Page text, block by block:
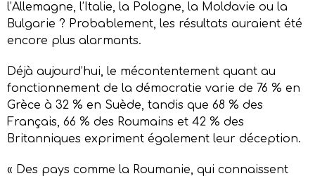
l’Allemagne, l’Italie, la Pologne, la Moldavie ou la
Bulgarie ? Probablement, les résultats auraient été
encore plus alarmants.
Déjà aujourd’hui, le mécontentement quant au
fonctionnement de la démocratie varie de 76 % en
Grèce à 32 % en Suède, tandis que 68 % des
Français, 66 % des Roumains et 42 % des
Britanniques expriment également leur déception.
« Des pays comme la Roumanie, qui connaissent